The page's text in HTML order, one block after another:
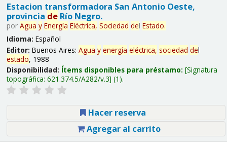
Estacion transformadora San Antonio Oeste,
provincia deRío Negro.
por Agua y Energía Eléctrica, Sociedad del Estado.
Idioma: Español
Editor: Buenos Aires: Agua y energía eléctrica, sociedad del
estado, 1988
Disponibilidad: Ítems disponibles para préstamo: Signatura
topográfica: 621.374.5/A282/v.3 (1).
Hacer reserva
Agregar al carrito